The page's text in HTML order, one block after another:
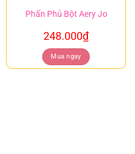
Phấn Phủ Bột Aery Jo
248.000₫
Mua ngay